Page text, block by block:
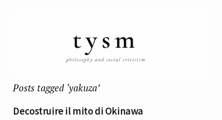
Posts tagged ‘yakuza’
Decostruire il mito di Okinawa